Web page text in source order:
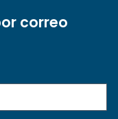
correo